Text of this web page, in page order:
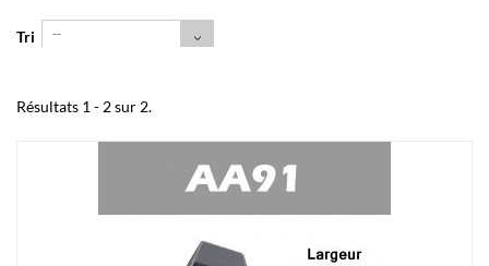
Tri --
Résultats 1 - 2 sur 2.